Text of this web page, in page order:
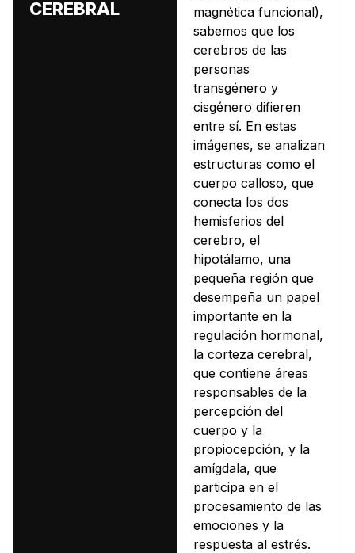
CEREBRAL
magnética funcional),
sabemos que los
cerebros de las
personas
transgénero y
cisgénero difieren
entre sí. En estas
imágenes, se analizan
estructuras como el
cuerpo calloso, que
conecta los dos
hemisferios del
cerebro, el
hipotálamo, una
pequeña región que
desempeña un papel
importante en la
regulación hormonal,
la corteza cerebral,
que contiene áreas
responsables de la
percepción del
cuerpo y la
propiocepción, y la
amígdala, que
participa en el
procesamiento de las
emociones y la
respuesta al estrés.